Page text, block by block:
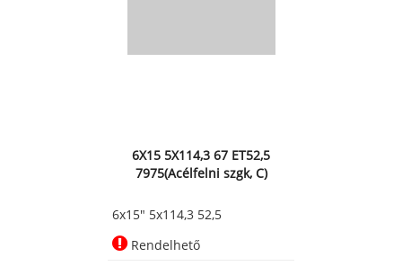
6X15 5X114,3 67 ET52,5
7975(Acélfelni szgk, C)
6x15" 5x114,3 52,5
Rendelhető